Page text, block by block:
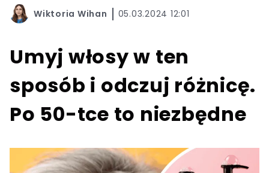
Wiktoria Wihan 05.03.2024 12:01
Umyj włosy w ten
sposób i odczuj różnicę.
Po 50-tce to niezbędne